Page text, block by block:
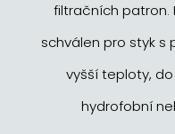
filtračních patron.
schválen pro styk s
vyšší teploty,
hydrofobní